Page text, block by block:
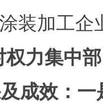
装加工企
权力集中
成效：一